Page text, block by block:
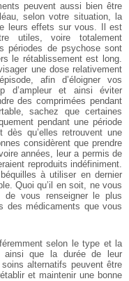
peuvent aussi bien être
selon votre situation, la
leurs effets sur vous. Il est
utiles, voire totalement
périodes de psychose sont
le rétablissement est long.
une dose relativement
afin d’éloigner vos
d’ampleur et ainsi éviter
des comprimées pendant
sachez que certaines
pendant une période
qu’elles retrouvent une
considèrent que prendre
années, leur a permis de
reproduits indéfiniment.
à utiliser en dernier
Quoi qu’il en soit, ne vous
de vous renseigner le plus
des médicaments que vous
selon le type et la
ainsi que la durée de leur
alternatifs peuvent être
et maintenir une bonne